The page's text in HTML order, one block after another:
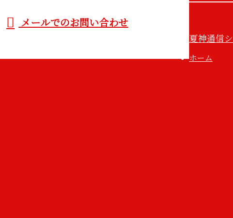
メールでのお問い合わせ
夏神通信
ホーム